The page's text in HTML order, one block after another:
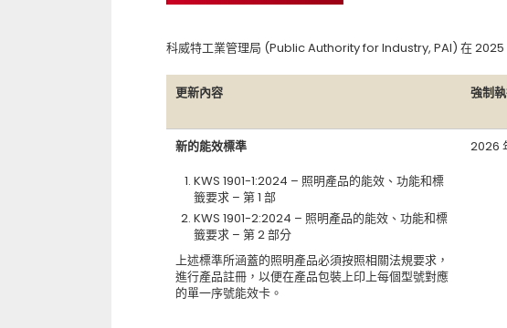
科威特工業管理局 (Public Authority for Industry, PAI) 在 2025
更新內容 強制
新的能效標準
KWS 1901-1:2024 – 照明產品的能效、功能和標
籤要求 – 第 1 部
KWS 1901-2:2024 – 照明產品的能效、功能和標
籤要求 – 第 2 部分
上述標準所涵蓋的照明產品必須按照相關法規要求，
進行產品註冊，以便在產品包裝上印上每個型號對應
的單一序號能效卡。
2026